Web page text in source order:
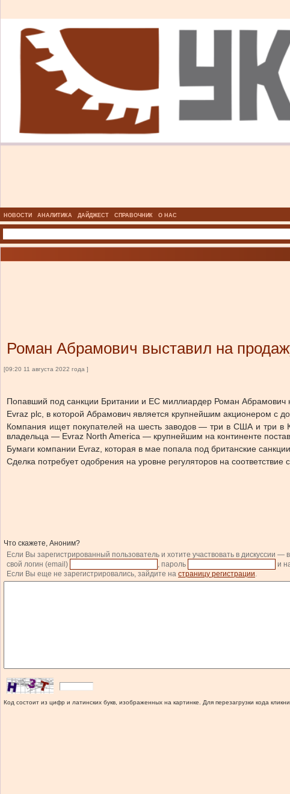
НОВОСТИ АНАЛИТИКА ДАЙДЖЕСТ СПРАВОЧНИК О НАС
Роман Абрамович выставил на
[09:20 11 августа 2022 года ]
Попавший под санкции Британии и ЕС миллиардер Роман Абрамович
Evraz plc, в которой Абрамович является крупнейшим акционером с
Компания ищет покупателей на шесть заводов — три в США и три в
владельца — Evraz North America — крупнейшим на континенте
Бумаги компании Evraz, которая в мае попала под британские
Сделка потребует одобрения на уровне регуляторов на соответствие
Что скажете, Аноним?
Если Вы зарегистрированный пользователь и хотите участвовать в дискуссии —
свой логин (email)
, пароль и
Если Вы еще не зарегистрировались, зайдите на страницу регистрации.
Код состоит из цифр и латинских букв, изображенных на картинке. Для перезагрузки кода